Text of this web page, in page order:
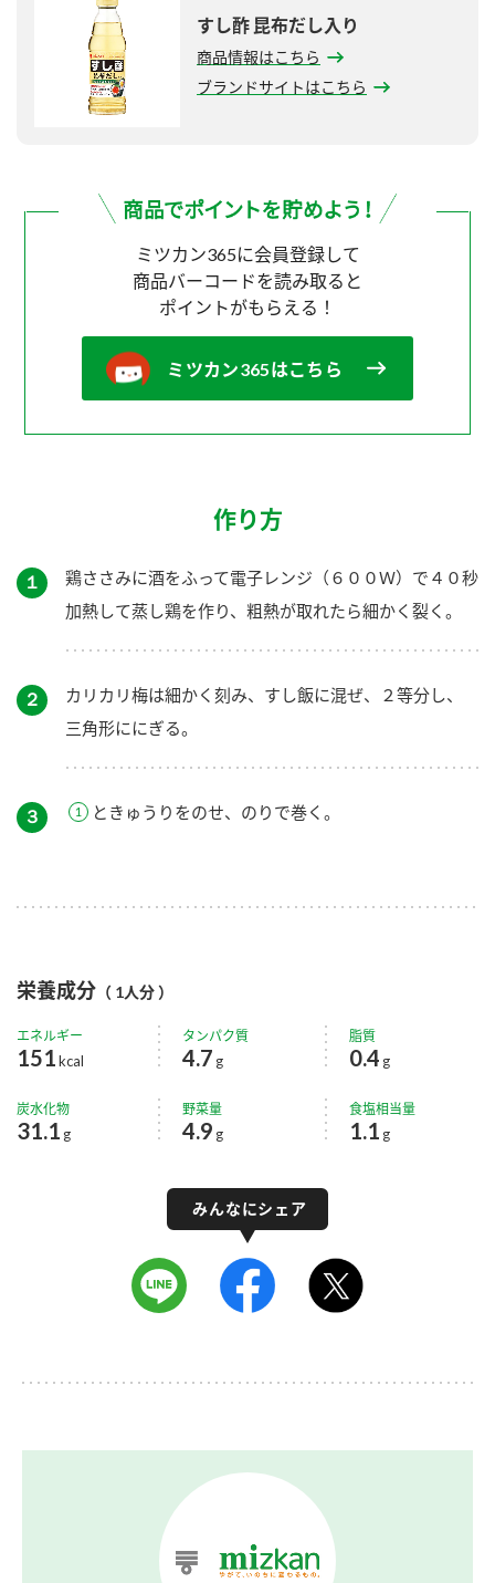
すし酢 昆布だし入り
商品情報はこちら
ブランドサイトはこちら
ミツカン365に会員登録して
商品バーコードを読み取ると
ポイントがもらえる！
ミツカン365はこちら
作り方
１
鶏ささみに酒をふって電子レンジ（６００Ｗ）で４０秒
加熱して蒸し鶏を作り、粗熱が取れたら細かく裂く。
２
カリカリ梅は細かく刻み、すし飯に混ぜ、２等分し、
三角形ににぎる。
３ ときゅうりをのせ、のりで巻く。
栄養成分 （ 1人分 ）
エネルギー
151 kcal
タンパク質
4.7 g
脂質
0.4 g
炭水化物
31.1 g
野菜量
4.9 g
食塩相当量
1.1 g